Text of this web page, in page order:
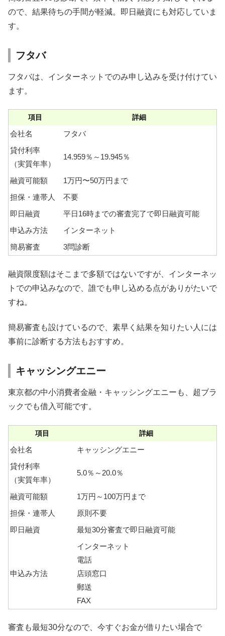
ので、結果待ちの手間が軽減。即日融資にも対応していま
す。
フタバ
フタバは、インターネットでのみ申し込みを受け付けてい
ます。
項目 詳細
会社名
フタバ
貸付利率
（実質年率）
14.959％～19.945％
融資可能額
1万円〜50万円まで
担保・連帯人
不要
即日融資
平日16時までの審査完了で即日融資可能
申込み方法
インターネット
簡易審査
3問診断
融資限度額はそこまで多額ではないですが、インターネッ
トでの申込みなので、誰でも申し込める点がありがたいで
すね。
簡易審査も設けているので、素早く結果を知りたい人には
事前に診断する方法もおすすめ。
キャッシングエニー
東京都の中小消費者金融・キャッシングエニーも、超ブラ
ックでも借入可能です。
項目 詳細
会社名
キャッシングエニー
貸付利率
（実質年率）
5.0％～20.0％
融資可能額
1万円～100万円まで
担保・連帯人
原則不要
即日融資
最短30分審査で即日融資可能
申込み方法
インターネット
電話
店頭窓口
郵送
FAX
審査も最短30分なので、今すぐお金が借りたい場合で